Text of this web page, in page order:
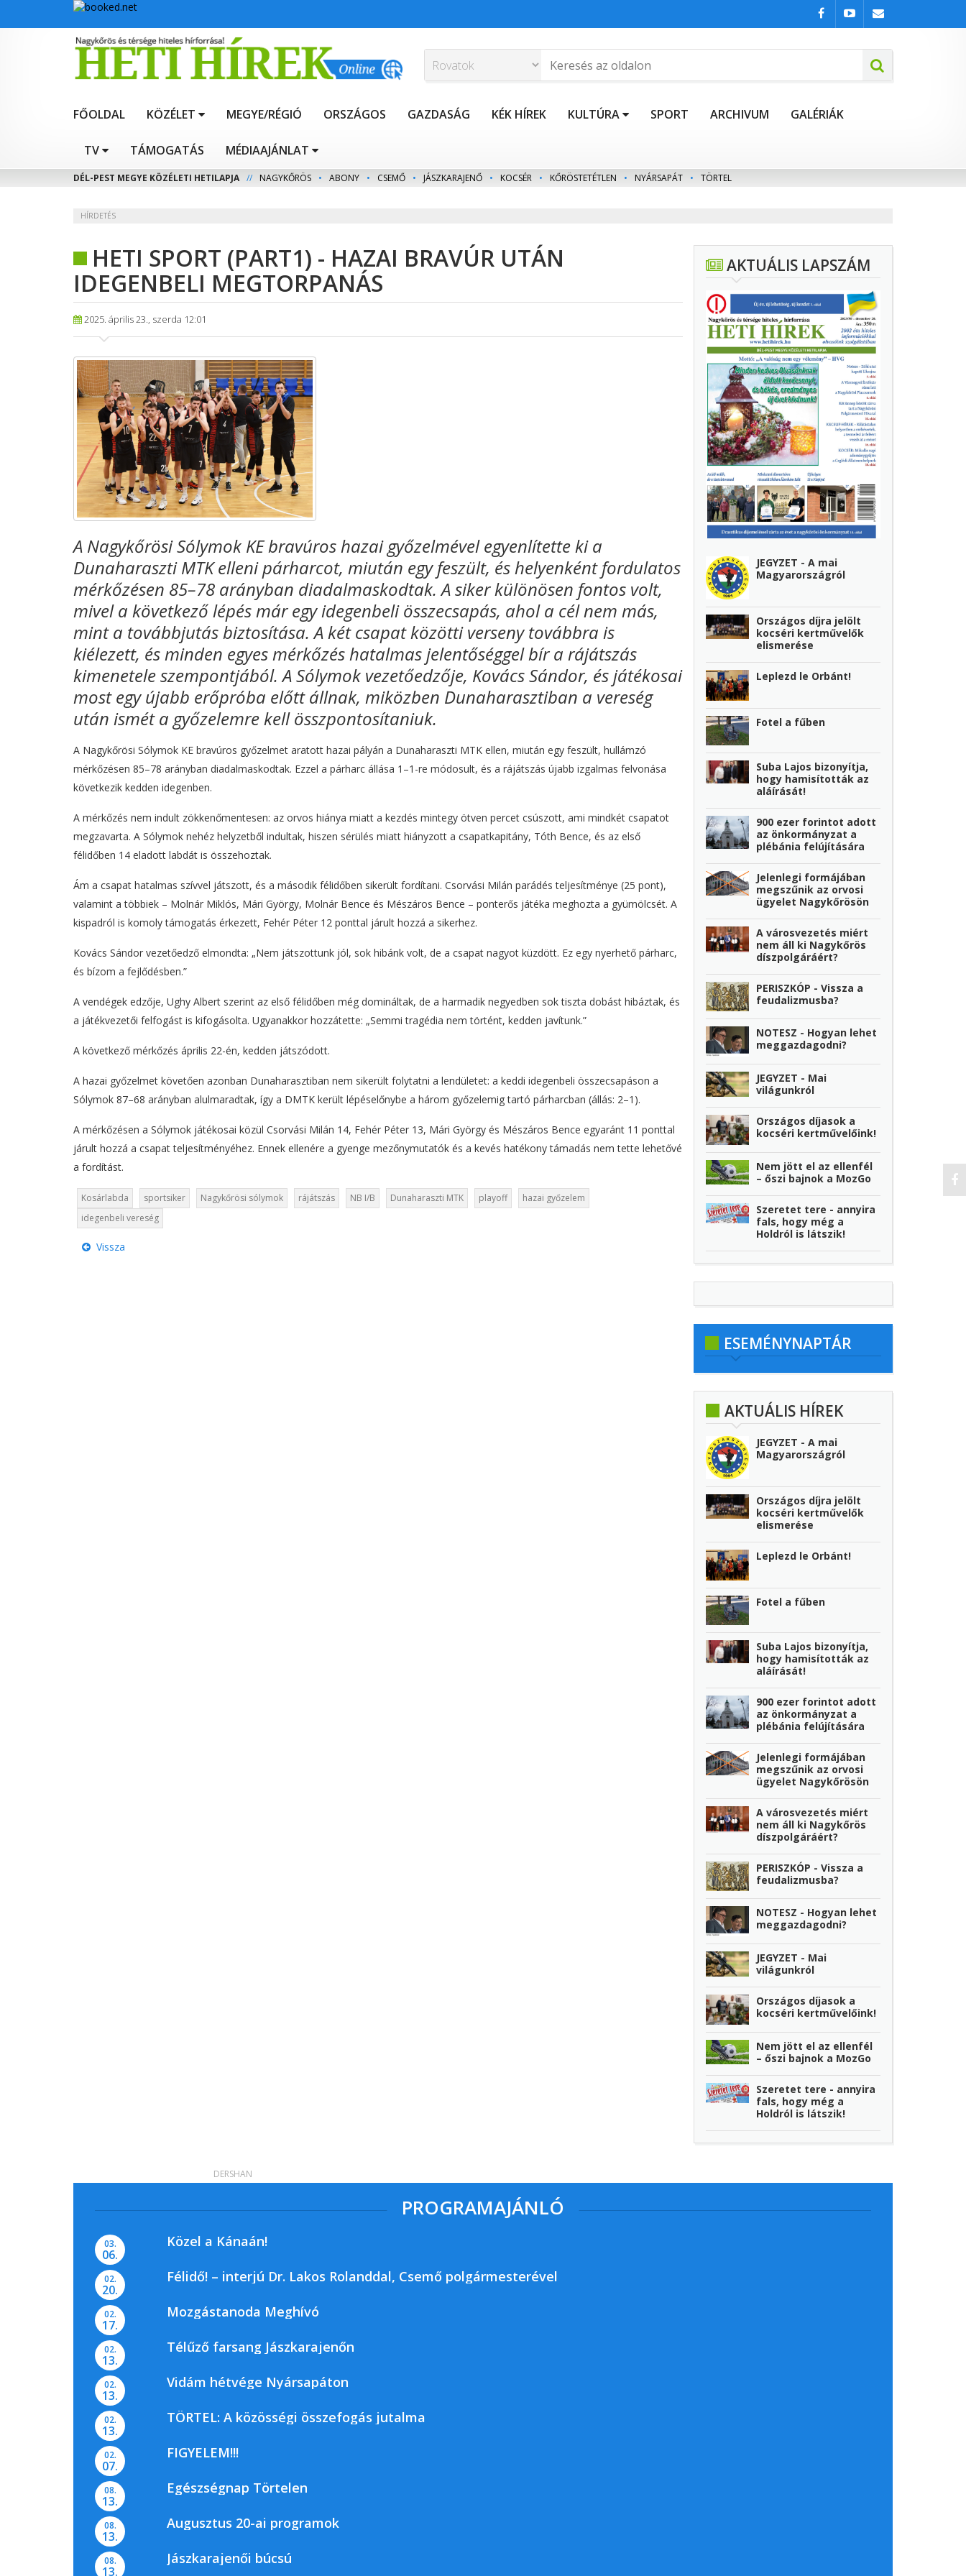
FŐOLDAL KÖZÉLET MEGYE/RÉGIÓ ORSZÁGOS GAZDASÁG KÉK HÍREK KULTÚRA SPORT ARCHIVUM GALÉRIÁK
TV TÁMOGATÁS MÉDIAAJÁNLAT
DÉL-PEST MEGYE KÖZÉLETI HETILAPJA // NAGYKŐRÖS • ABONY • CSEMŐ • JÁSZKARAJENŐ • KOCSÉR • KŐRÖSTETÉTLEN • NYÁRSAPÁT • TÖRTEL
HÍRDETÉS
HETI SPORT (PART1) - HAZAI BRAVÚR UTÁN
IDEGENBELI MEGTORPANÁS
2025. április 23., szerda 12:01
A Nagykőrösi Sólymok KE bravúros hazai győzelmével egyenlítette ki a
Dunaharaszti MTK elleni párharcot, miután egy feszült, és helyenként fordulatos
mérkőzésen 85–78 arányban diadalmaskodtak. A siker különösen fontos volt,
mivel a következő lépés már egy idegenbeli összecsapás, ahol a cél nem más,
mint a továbbjutás biztosítása. A két csapat közötti verseny továbbra is
kiélezett, és minden egyes mérkőzés hatalmas jelentőséggel bír a rájátszás
kimenetele szempontjából. A Sólymok vezetőedzője, Kovács Sándor, és játékosai
most egy újabb erőpróba előtt állnak, miközben Dunaharasztiban a vereség
után ismét a győzelemre kell összpontosítaniuk.
A Nagykőrösi Sólymok KE bravúros győzelmet aratott hazai pályán a Dunaharaszti MTK ellen, miután egy feszült, hullámzó
mérkőzésen 85–78 arányban diadalmaskodtak. Ezzel a párharc állása 1–1-re módosult, és a rájátszás újabb izgalmas felvonása
következik kedden idegenben.
A mérkőzés nem indult zökkenőmentesen: az orvos hiánya miatt a kezdés mintegy ötven percet csúszott, ami mindkét csapatot
megzavarta. A Sólymok nehéz helyzetből indultak, hiszen sérülés miatt hiányzott a csapatkapitány, Tóth Bence, és az első
félidőben 14 eladott labdát is összehoztak.
Ám a csapat hatalmas szívvel játszott, és a második félidőben sikerült fordítani. Csorvási Milán parádés teljesítménye (25 pont),
valamint a többiek – Molnár Miklós, Mári György, Molnár Bence és Mészáros Bence – ponterős játéka meghozta a gyümölcsét. A
kispadról is komoly támogatás érkezett, Fehér Péter 12 ponttal járult hozzá a sikerhez.
Kovács Sándor vezetőedző elmondta: „Nem játszottunk jól, sok hibánk volt, de a csapat nagyot küzdött. Ez egy nyerhető párharc,
és bízom a fejlődésben.”
A vendégek edzője, Ughy Albert szerint az első félidőben még domináltak, de a harmadik negyedben sok tiszta dobást hibáztak, és
a játékvezetői felfogást is kifogásolta. Ugyanakkor hozzátette: „Semmi tragédia nem történt, kedden javítunk.”
A következő mérkőzés április 22-én, kedden játszódott.
A hazai győzelmet követően azonban Dunaharasztiban nem sikerült folytatni a lendületet: a keddi idegenbeli összecsapáson a
Sólymok 87–68 arányban alulmaradtak, így a DMTK került lépéselőnybe a három győzelemig tartó párharcban (állás: 2–1).
A mérkőzésen a Sólymok játékosai közül Csorvási Milán 14, Fehér Péter 13, Mári György és Mészáros Bence egyaránt 11 ponttal
járult hozzá a csapat teljesítményéhez. Ennek ellenére a gyenge mezőnymutatók és a kevés hatékony támadás nem tette lehetővé
a fordítást.
Kosárlabda sportsiker Nagykőrösi sólymok rájátszás NB I/B Dunaharaszti MTK playoff
hazai győzelem
idegenbeli vereség
Vissza
AKTUÁLIS LAPSZÁM
JEGYZET - A mai
Magyarországról
Országos díjra jelölt
kocséri kertművelők
elismerése
Leplezd le Orbánt!
Fotel a fűben
Suba Lajos bizonyítja,
hogy hamisították az
aláírását!
900 ezer forintot adott
az önkormányzat a
plébánia felújítására
Jelenlegi formájában
megszűnik az orvosi
ügyelet Nagykőrösön
A városvezetés miért
nem áll ki Nagykőrös
díszpolgáráért?
PERISZKÓP - Vissza a
feudalizmusba?
NOTESZ - Hogyan lehet
meggazdagodni?
JEGYZET - Mai
világunkról
Országos díjasok a
kocséri kertművelőink!
Nem jött el az ellenfél
– őszi bajnok a MozGo
Szeretet tere - annyira
fals, hogy még a
Holdról is látszik!
ESEMÉNYNAPTÁR
AKTUÁLIS HÍREK
JEGYZET - A mai
Magyarországról
Országos díjra jelölt
kocséri kertművelők
elismerése
Leplezd le Orbánt!
Fotel a fűben
Suba Lajos bizonyítja,
hogy hamisították az
aláírását!
900 ezer forintot adott
az önkormányzat a
plébánia felújítására
Jelenlegi formájában
megszűnik az orvosi
ügyelet Nagykőrösön
A városvezetés miért
nem áll ki Nagykőrös
díszpolgáráért?
PERISZKÓP - Vissza a
feudalizmusba?
NOTESZ - Hogyan lehet
meggazdagodni?
JEGYZET - Mai
világunkról
Országos díjasok a
kocséri kertművelőink!
Nem jött el az ellenfél
– őszi bajnok a MozGo
Szeretet tere - annyira
fals, hogy még a
Holdról is látszik!
PROGRAMAJÁNLÓ
03.
06.
Közel a Kánaán!
02.
20.
Félidő! – interjú Dr. Lakos Rolanddal, Csemő polgármesterével
02.
17.
Mozgástanoda Meghívó
02.
13.
Télűző farsang Jászkarajenőn
02.
13.
Vidám hétvége Nyársapáton
02.
13.
TÖRTEL: A közösségi összefogás jutalma
02.
07.
FIGYELEM!!!
08.
13.
Egészségnap Törtelen
08.
13.
Augusztus 20-ai programok
08.
13.
Jászkarajenői búcsú
DERSHAN